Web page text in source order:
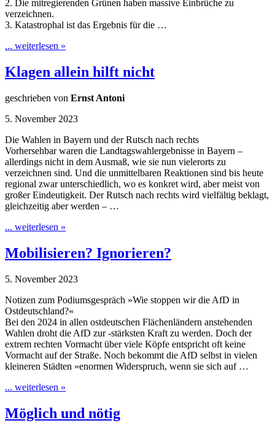
2. Die mitregierenden Grünen haben massive Einbrüche zu
verzeichnen.
3. Katastrophal ist das Ergebnis für die …
... weiterlesen »
Klagen allein hilft nicht
geschrieben von Ernst Antoni
5. November 2023
Die Wahlen in Bayern und der Rutsch nach rechts
Vorhersehbar waren die Landtagswahlergebnisse in Bayern –
allerdings nicht in dem Ausmaß, wie sie nun vielerorts zu
verzeichnen sind. Und die unmittelbaren Reaktionen sind bis heute
regional zwar unterschiedlich, wo es konkret wird, aber meist von
großer Eindeutigkeit. Der Rutsch nach rechts wird vielfältig beklagt,
gleichzeitig aber werden – …
... weiterlesen »
Mobilisieren? Ignorieren?
5. November 2023
Notizen zum Podiumsgespräch »Wie stoppen wir die AfD in
Ostdeutschland?«
Bei den 2024 in allen ostdeutschen Flächenländern anstehenden
Wahlen droht die AfD zur -stärksten Kraft zu werden. Doch der
extrem rechten Vormacht über viele Köpfe entspricht oft keine
Vormacht auf der Straße. Noch bekommt die AfD selbst in vielen
kleineren Städten »enormen Widerspruch, wenn sie sich auf …
... weiterlesen »
Möglich und nötig